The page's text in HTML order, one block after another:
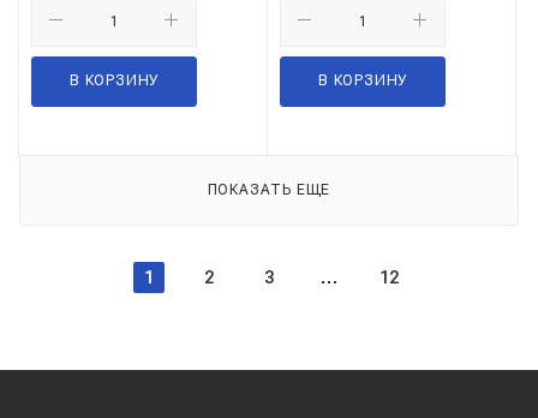
В КОРЗИНУ В КОРЗИНУ
ПОКАЗАТЬ ЕЩЕ
1 2 3 12